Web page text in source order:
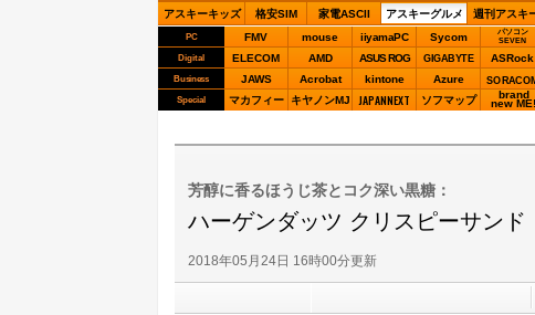
アスキーキッズ 格安SIM 家電ASCII アスキーグルメ 週刊アスキ
PC FMV mouse iiyamaPC Sycom
パソコン
SEVEN
Digital ELECOM AMD ASUS ROG GIGABYTE ASRock
Business JAWS Acrobat kintone Azure
Special マカフィー キヤノンMJ JAPANNEXT ソフマップ brand
new ME!
芳醇に香るほうじ茶とコク深い黒糖：
ハーゲンダッツ クリスピーサンド
2018年05月24日 16時00分更新